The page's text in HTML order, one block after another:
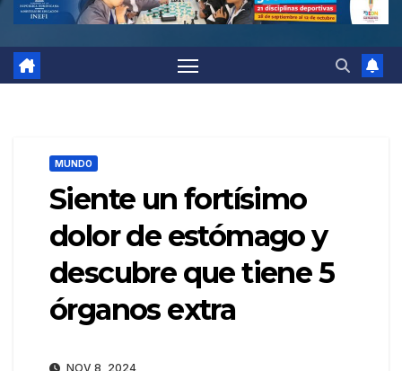
MUNDO
Siente un fortísimo
dolor de estómago y
descubre que tiene 5
órganos extra
NOV 8, 2024